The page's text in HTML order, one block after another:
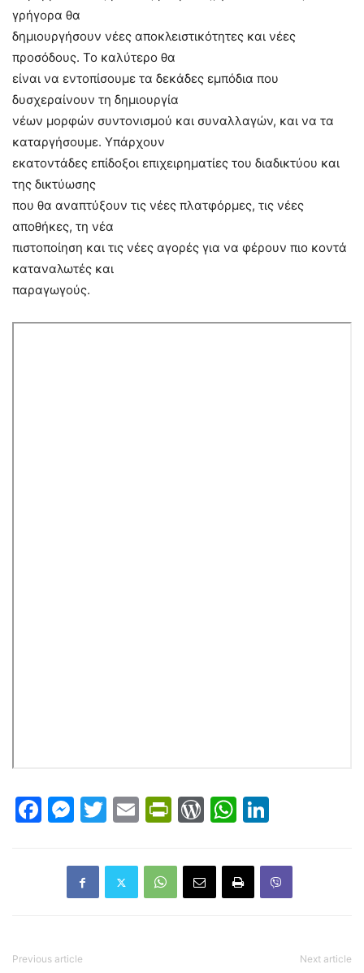
γρήγορα θα
δημιουργήσουν νέες αποκλειστικότητες και νέες
προσόδους. Το καλύτερο θα
είναι να εντοπίσουμε τα δεκάδες εμπόδια που
δυσχεραίνουν τη δημιουργία
νέων μορφών συντονισμού και συναλλαγών, και να τα
καταργήσουμε. Υπάρχουν
εκατοντάδες επίδοξοι επιχειρηματίες του διαδικτύου και
της δικτύωσης
που θα αναπτύξουν τις νέες πλατφόρμες, τις νέες
αποθήκες, τη νέα
πιστοποίηση και τις νέες αγορές για να φέρουν πιο κοντά
καταναλωτές και
παραγωγούς.
Facebook
Messenger
Twitter
EmailPrintFriendly
WordPress
WhatsApp
Previous article Next article